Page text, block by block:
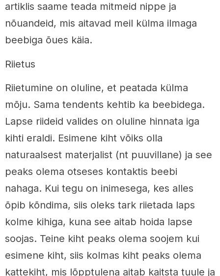
artiklis saame teada mitmeid nippe ja
nõuandeid, mis aitavad meil külma ilmaga
beebiga õues käia.
Riietus
Riietumine on oluline, et peatada külma
mõju. Sama tendents kehtib ka beebidega.
Lapse riideid valides on oluline hinnata iga
kihti eraldi. Esimene kiht võiks olla
naturaalsest materjalist (nt puuvillane) ja see
peaks olema otseses kontaktis beebi
nahaga. Kui tegu on inimesega, kes alles
õpib kõndima, siis oleks tark riietada laps
kolme kihiga, kuna see aitab hoida lapse
soojas. Teine kiht peaks olema soojem kui
esimene kiht, siis kolmas kiht peaks olema
kattekiht, mis lõpptulena aitab kaitsta tuule ja